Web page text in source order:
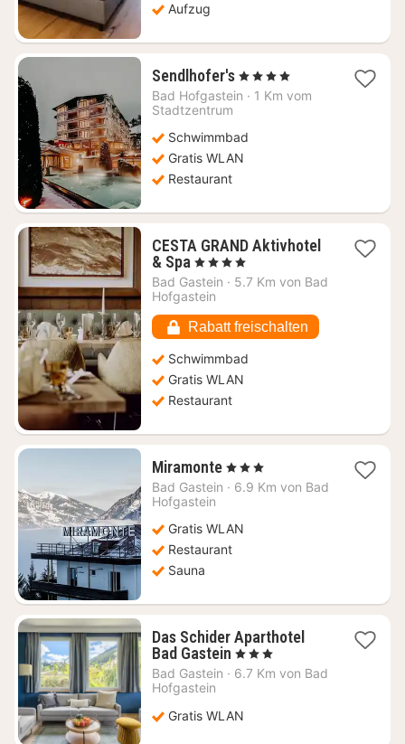
Aufzug
Sendlhofer's1
Nacht
€
, 4 Sterne
Bad Hofgastein · 1 Km vom
Stadtzentrum
Schwimmbad
Gratis WLAN
Restaurant
CESTA GRAND Aktivhotel
& Spa 1
Nacht
ab
€
, 4 Sterne
Bad Gastein · 5.7 Km von Bad
Hofgastein
Rabatt freischalten
Schwimmbad
Gratis WLAN
Restaurant
Miramonte1
Nacht
€
, 3 Sterne
Bad Gastein · 6.9 Km von Bad
Hofgastein
Gratis WLAN
Restaurant
Sauna
Das Schider Aparthotel
Bad Gastein 1
Nacht
€
, 3 Sterne
Bad Gastein · 6.7 Km von Bad
Hofgastein
Gratis WLAN